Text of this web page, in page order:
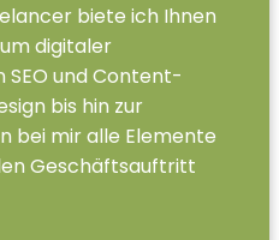
biete ich Ihnen
digitaler
SEO und Content-
bis hin zur
bei mir alle Elemente
Geschäftsauftritt